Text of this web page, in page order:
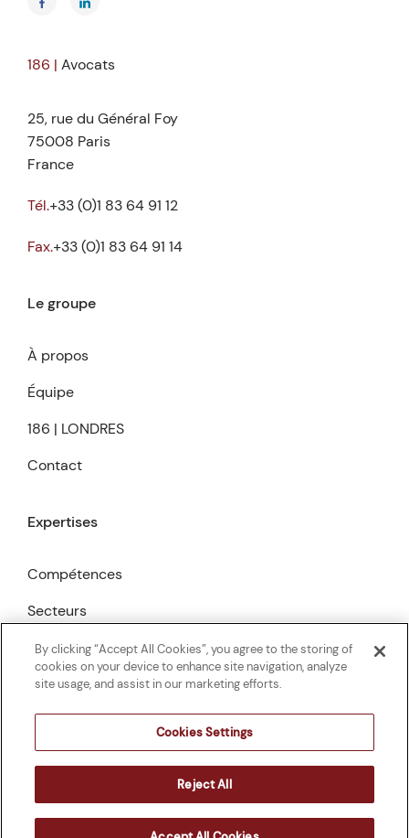
186 | Avocats
25, rue du Général Foy
75008 Paris
France
Tél.+33 (0)1 83 64 91 12
Fax.+33 (0)1 83 64 91 14
Le groupe
À propos
Équipe
186 | LONDRES
Contact
Expertises
Compétences
Secteurs
Publications
©2026186 Avocats
Mentions légales
Cookies Settings
By clicking “Accept All Cookies”, you agree to the storing of
cookies on your device to enhance site navigation, analyze
site usage, and assist in our marketing efforts.
Cookies Settings
Reject All